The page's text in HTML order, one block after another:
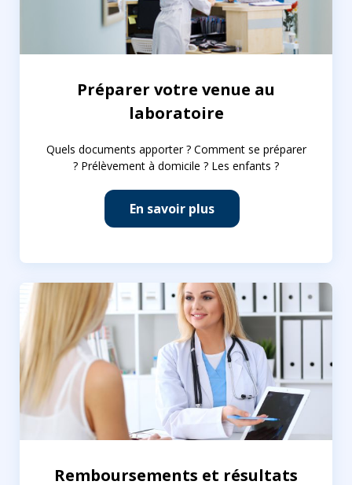
Préparer votre venue au
laboratoire
Quels documents apporter ? Comment se préparer
? Prélèvement à domicile ? Les enfants ?
En savoir plus
Remboursements et résultats